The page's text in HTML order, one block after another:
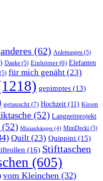
anderes (62) Anleitungen (5)
Danke (5) Einhörner(6) Elefanten
(5) für mich genäht (23)
gepimptes (13)
getauscht (7) Hochzeit (11) Kissen
(52) Langzeitprojekt
(52) Minianhänger (4) MiniDecki (5)
Quilt (23) Quippini (15)
(16) Stifttaschen
(605)
vom Kleinchen (32)